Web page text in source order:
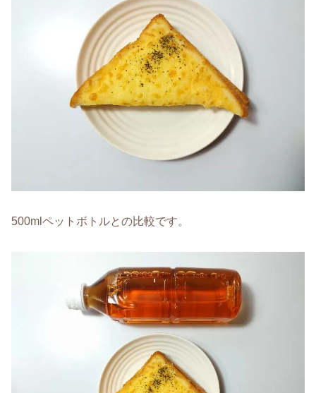
500mlペットボトルとの比較です。